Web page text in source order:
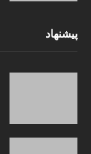
پیشنهاد